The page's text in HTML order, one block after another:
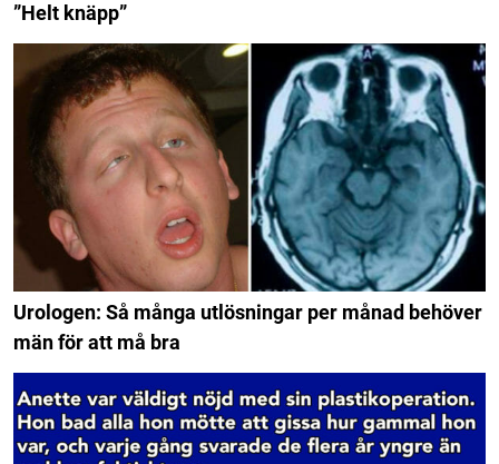
”Helt knäpp”
Urologen: Så många utlösningar per månad behöver
män för att må bra